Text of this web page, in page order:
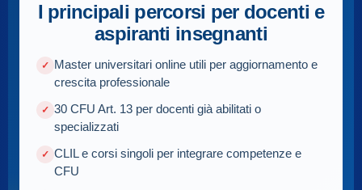
I principali percorsi per docenti e
aspiranti insegnanti
Master universitari online utili per aggiornamento e
crescita professionale
30 CFU Art. 13 per docenti già abilitati o
specializzati
CLIL e corsi singoli per integrare competenze e
CFU